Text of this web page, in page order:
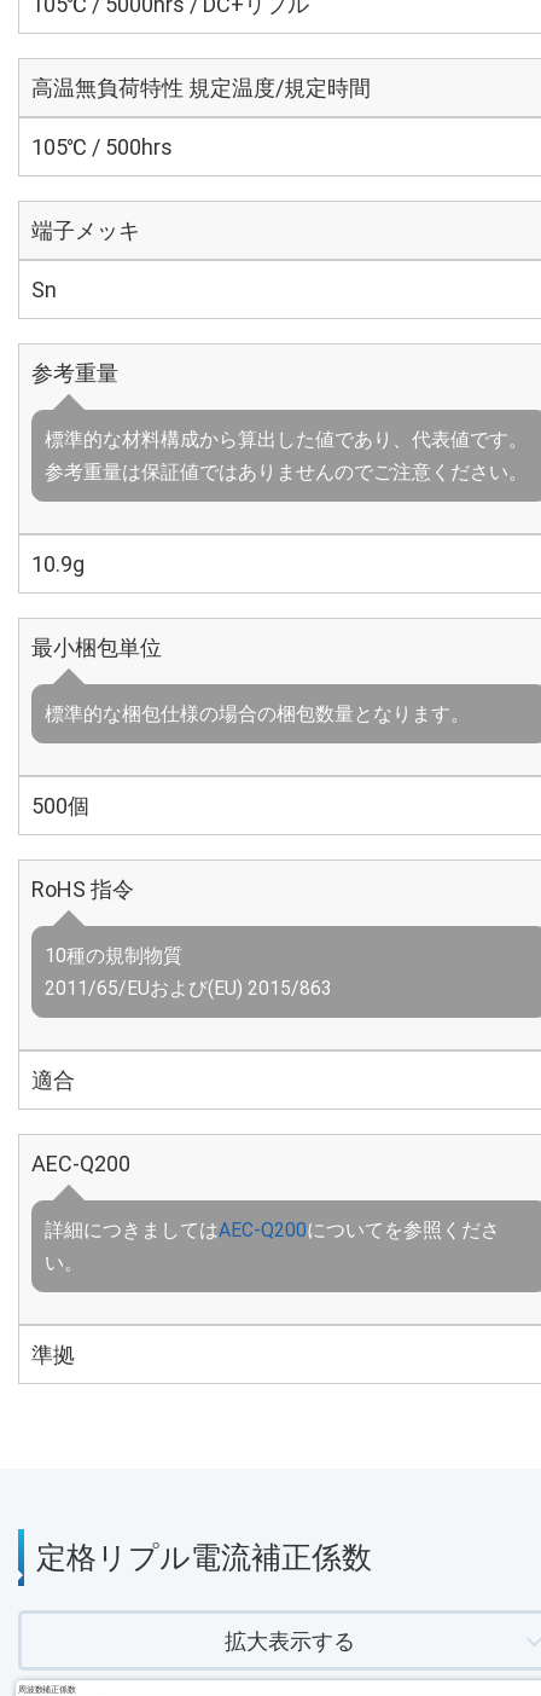
高温無負荷特性 規定温度/規定時間
105℃ / 500hrs
端子メッキ
Sn
参考重量
標準的な材料構成から算出した値であり、代表値です。
参考重量は保証値ではありませんのでご注意ください。
10.9g
最小梱包単位
標準的な梱包仕様の場合の梱包数量となります。
500個
RoHS 指令
10種の規制物質
2011/65/EUおよび(EU) 2015/863
適合
AEC-Q200
詳細につきましてはAEC-Q200についてを参照くださ
い。
準拠
定格リプル電流補正係数
拡大表示する
周波数補正係数